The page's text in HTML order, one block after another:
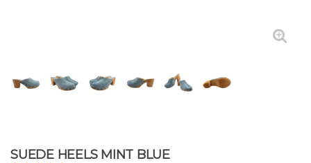
SUEDE HEELS MINT BLUE